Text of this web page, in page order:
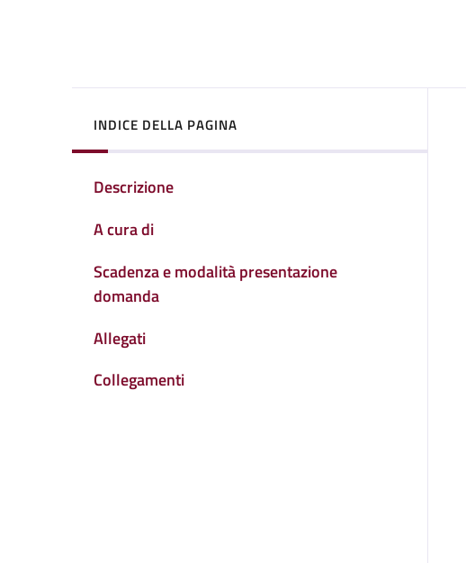
INDICE DELLA PAGINA
Descrizione
A cura di
Scadenza e modalità presentazione
domanda
Allegati
Collegamenti